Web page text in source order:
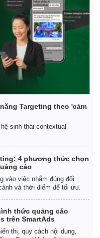
Targeting theo 'cảm
sinh thái contextual
4 phương thức chọn
cáo
vào việc nhắm đúng đối
và thời điểm để tối ưu.
thức quảng cáo
trên SmartAds
thị, quy cách nội dung,